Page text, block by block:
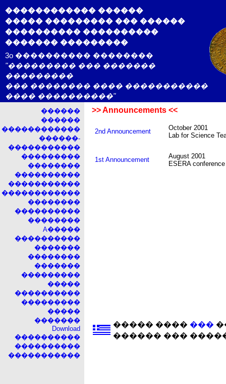
������������ ������
����� ��������� ��� ������
���������� ����������
������� ���������
3o ���������� ��������
"��������� ��� �������
���������
��� �������� ���� �����������
���� ����������"
������
������
������������
������-
�����������
���������
��������
����������
�����������
������������
��������
����������
��������
A�����
����������
�������
��������
�������
���������
�����
����������
���������
�����
�������
Download
����������
����������
�����������
>> Announcements <<
2nd Announcement
October 2001
Lab for Science
1st Announcement
August 2001
ESERA
����� ���� ���
������ ���